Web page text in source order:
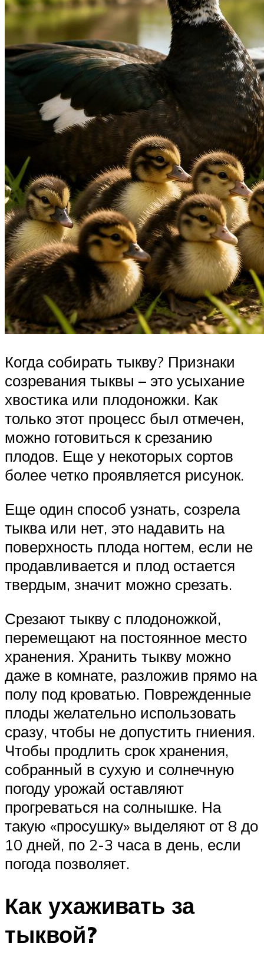
Когда собирать тыкву? Признаки
созревания тыквы – это усыхание
хвостика или плодоножки. Как
только этот процесс был отмечен,
можно готовиться к срезанию
плодов. Еще у некоторых сортов
более четко проявляется рисунок.
Еще один способ узнать, созрела
тыква или нет, это надавить на
поверхность плода ногтем, если не
продавливается и плод остается
твердым, значит можно срезать.
Срезают тыкву с плодоножкой,
перемещают на постоянное место
хранения. Хранить тыкву можно
даже в комнате, разложив прямо на
полу под кроватью. Поврежденные
плоды желательно использовать
сразу, чтобы не допустить гниения.
Чтобы продлить срок хранения,
собранный в сухую и солнечную
погоду урожай оставляют
прогреваться на солнышке. На
такую «просушку» выделяют от 8 до
10 дней, по 2-3 часа в день, если
погода позволяет.
Как ухаживать за
тыквой?